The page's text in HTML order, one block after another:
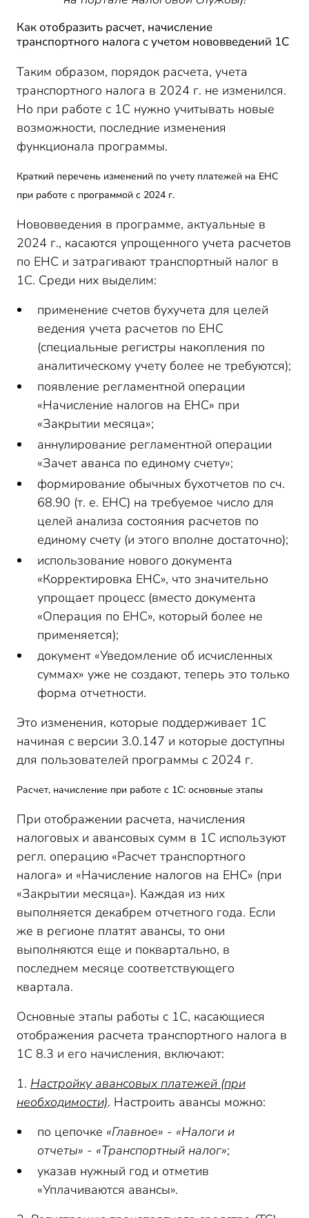
Как отобразить расчет, начисление
транспортного налога с учетом нововведений 1С
Таким образом, порядок расчета, учета
транспортного налога в 2024 г. не изменился.
Но при работе с 1С нужно учитывать новые
возможности, последние изменения
функционала программы.
Краткий перечень изменений по учету платежей на ЕНС
при работе с программой с 2024 г.
Нововведения в программе, актуальные в
2024 г., касаются упрощенного учета расчетов
по ЕНС и затрагивают транспортный налог в
1С. Среди них выделим:
применение счетов бухучета для целей
ведения учета расчетов по ЕНС
(специальные регистры накопления по
аналитическому учету более не требуются);
появление регламентной операции
«Начисление налогов на ЕНС» при
«Закрытии месяца»;
аннулирование регламентной операции
«Зачет аванса по единому счету»;
формирование обычных бухотчетов по сч.
68.90 (т. е. ЕНС) на требуемое число для
целей анализа состояния расчетов по
единому счету (и этого вполне достаточно);
использование нового документа
«Корректировка ЕНС», что значительно
упрощает процесс (вместо документа
«Операция по ЕНС», который более не
применяется);
документ «Уведомление об исчисленных
суммах» уже не создают, теперь это только
форма отчетности.
Это изменения, которые поддерживает 1С
начиная с версии 3.0.147 и которые доступны
для пользователей программы с 2024 г.
Расчет, начисление при работе с 1С: основные этапы
При отображении расчета, начисления
налоговых и авансовых сумм в 1С используют
регл. операцию «Расчет транспортного
налога» и «Начисление налогов на ЕНС» (при
«Закрытии месяца»). Каждая из них
выполняется декабрем отчетного года. Если
же в регионе платят авансы, то они
выполняются еще и поквартально, в
последнем месяце соответствующего
квартала.
Основные этапы работы с 1С, касающиеся
отображения расчета транспортного налога в
1С 8.3 и его начисления, включают:
1. Настройку авансовых платежей (при
необходимости). Настроить авансы можно:
по цепочке «Главное» - «Налоги и
отчеты» - «Транспортный налог»;
указав нужный год и отметив
«Уплачиваются авансы».